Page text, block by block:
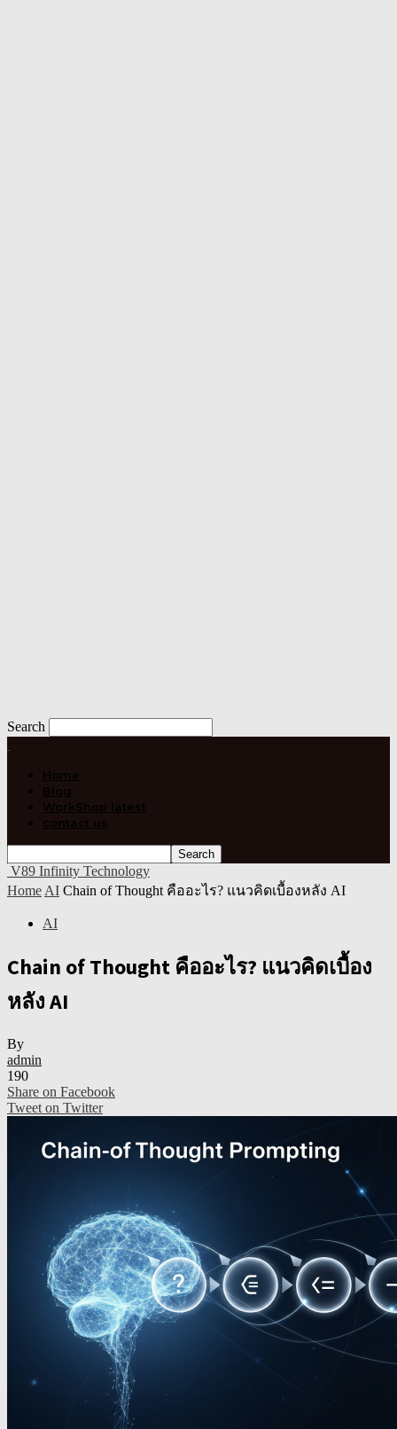
Search
Home
Blog
WorkShop latest
contact us
V89 Infinity Technology
Home AI Chain of Thought คืออะไร? แนวคิดเบื้องหลัง AI
AI
Chain of Thought คืออะไร? แนวคิดเบื้อง
หลัง AI
By
admin
190
Share on Facebook
Tweet on Twitter